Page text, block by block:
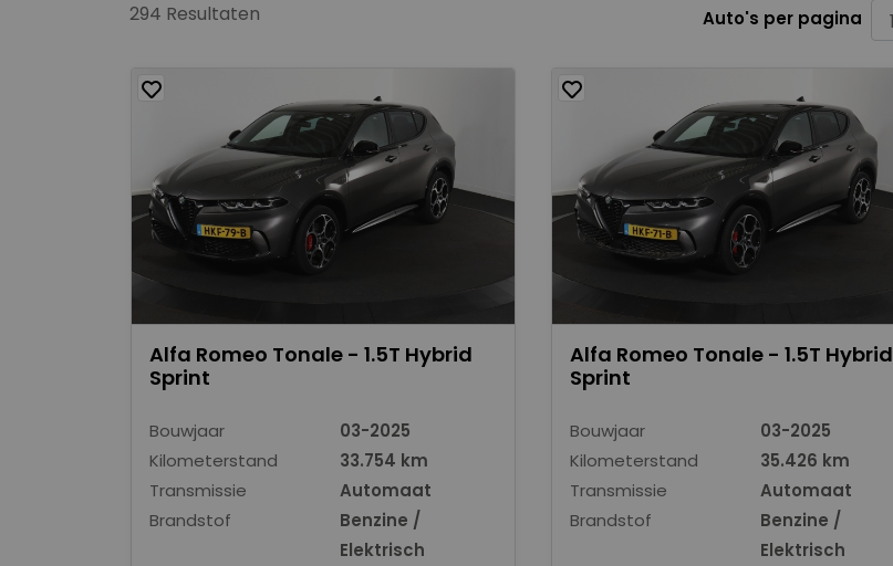
294 Resultaten Auto's per pagina
Alfa Romeo Tonale - 1.5T Hybrid
Sprint
Bouwjaar
03-2025
Kilometerstand
33.754 km
Transmissie
Automaat
Brandstof
Benzine /
Elektrisch
Alfa Romeo Tonale - 1.5T Hybrid
Sprint
Bouwjaar
03-2025
Kilometerstand
35.426 km
Transmissie
Automaat
Brandstof
Benzine /
Elektrisch